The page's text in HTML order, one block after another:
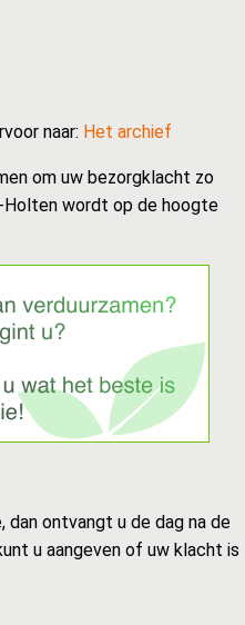
naar: Het archief
om uw bezorgklacht zo
Holten wordt op de hoogte
ontvangt u de dag na de
u aangeven of uw klacht is